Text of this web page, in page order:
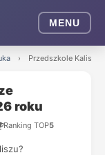
MENU
› Przedszkole Kalisz
roku
Ranking TOP5